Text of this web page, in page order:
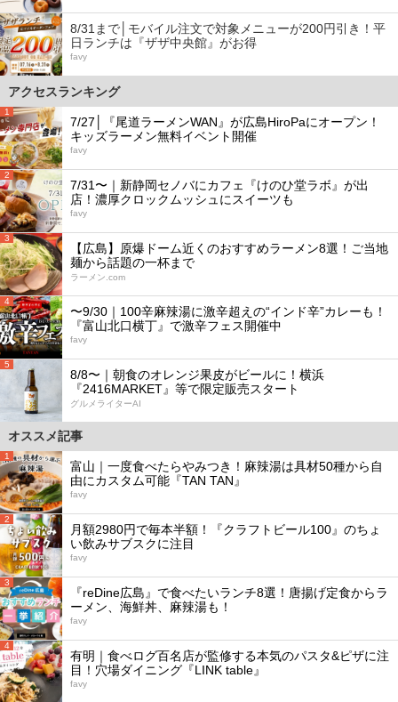
8/31まで│モバイル注文で対象メニューが200円引き！平
日ランチは『ザザ中央館』がお得
favy
アクセスランキング
1
7/27│『尾道ラーメンWAN』が広島HiroPaにオープン！
キッズラーメン無料イベント開催
favy
2
7/31〜｜新静岡セノバにカフェ『けのひ堂ラボ』が出
店！濃厚クロックムッシュにスイーツも
favy
3
【広島】原爆ドーム近くのおすすめラーメン8選！ご当地
麺から話題の一杯まで
ラーメン.com
4
〜9/30｜100辛麻辣湯に激辛超えの“インド辛”カレーも！
『富山北口横丁』で激辛フェス開催中
favy
5
8/8〜｜朝食のオレンジ果皮がビールに！横浜
『2416MARKET』等で限定販売スタート
グルメライターAI
オススメ記事
1
富山｜一度食べたらやみつき！麻辣湯は具材50種から自
由にカスタム可能『TAN TAN』
favy
2
月額2980円で毎本半額！『クラフトビール100』のちょ
い飲みサブスクに注目
favy
3
『reDine広島』で食べたいランチ8選！唐揚げ定食からラ
ーメン、海鮮丼、麻辣湯も！
favy
4
有明｜食べログ百名店が監修する本気のパスタ&ピザに注
目！穴場ダイニング『LINK table』
favy